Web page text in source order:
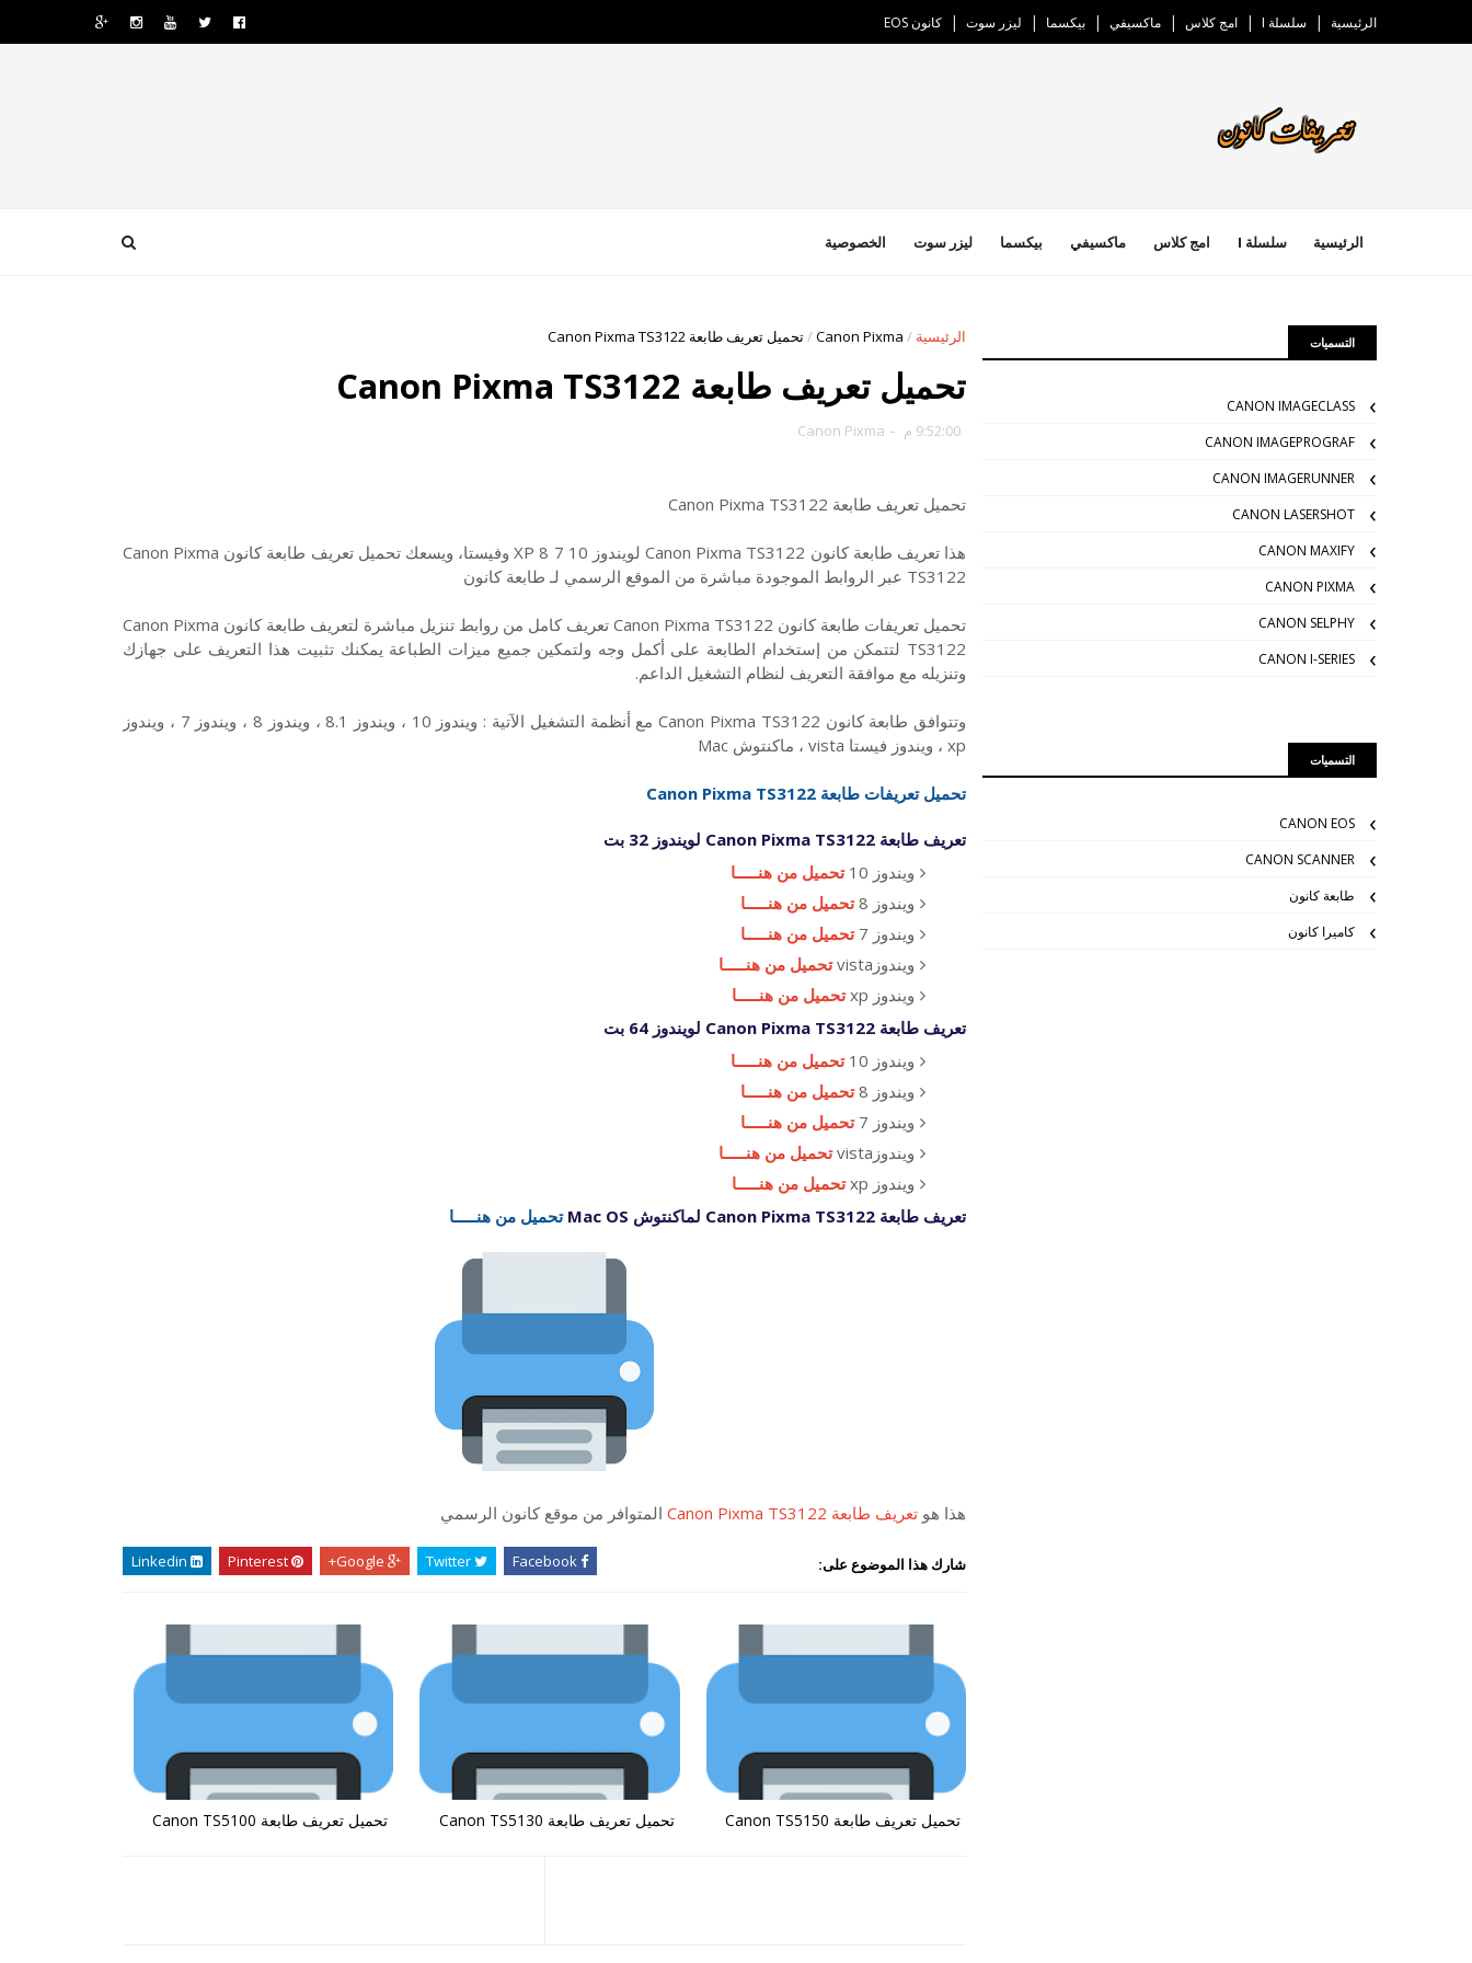
الرئيسية سلسلة I امج كلاس ماكسيفي بيكسما ليزر سوت كانون EOS
الرئيسية سلسلة I امج كلاس ماكسيفي بيكسما ليزر سوت الخصوصية
الرئيسية /
Canon Pixma
/تحميل تعريف طابعة Canon Pixma TS3122
تحميل تعريف طابعة Canon Pixma TS3122
9:52:00 م -
Canon Pixma
تحميل تعريف طابعة Canon Pixma TS3122
هذا تعريف طابعة كانون Canon Pixma TS3122 لويندوز 10 7 8 XP وفيستا، ويسعك تحميل تعريف طابعة كانون Canon Pixma
TS3122 عبر الروابط الموجودة مباشرة من الموقع الرسمي لـ طابعة كانون
تحميل تعريفات طابعة كانون Canon Pixma TS3122 تعريف كامل من روابط تنزيل مباشرة لتعريف طابعة كانون Canon Pixma
TS3122 لتتمكن من إستخدام الطابعة على أكمل وجه ولتمكين جميع ميزات الطباعة يمكنك تثبيت هذا التعريف على جهازك
وتنزيله مع موافقة التعريف لنظام التشغيل الداعم.
وتتوافق طابعة كانون Canon Pixma TS3122 مع أنظمة التشغيل الآتية : ويندوز 10 ، ويندوز 8.1 ، ويندوز 8 ، ويندوز 7 ، ويندوز
xp ، ويندوز فيستا vista ، ماكنتوش Mac
تحميل تعريفات طابعة Canon Pixma TS3122
تعريف طابعة Canon Pixma TS3122 لويندوز 32 بت
ويندوز 10
تحميل من هنـــــا
ويندوز 8
تحميل من هنـــــا
ويندوز 7
تحميل من هنـــــا
ويندوزvista
تحميل من هنـــــا
ويندوز xp
تحميل من هنـــــا
تعريف طابعة Canon Pixma TS3122 لويندوز 64 بت
ويندوز 10
تحميل من هنـــــا
ويندوز 8
تحميل من هنـــــا
ويندوز 7
تحميل من هنـــــا
ويندوزvista
تحميل من هنـــــا
ويندوز xp
تحميل من هنـــــا
تعريف طابعة Canon Pixma TS3122 لماكنتوش Mac OS
تحميل من هنـــــا
هذا هو تعريف طابعة Canon Pixma TS3122 المتوافر من موقع كانون الرسمي
شارك هذا الموضوع على:
تحميل تعريف طابعة Canon TS5150 تحميل تعريف طابعة Canon TS5130 تحميل تعريف طابعة Canon TS5100
التسميات
CANON IMAGECLASS
CANON IMAGEPROGRAF
CANON IMAGERUNNER
CANON LASERSHOT
CANON MAXIFY
CANON PIXMA
CANON SELPHY
CANON I-SERIES
التسميات
CANON EOS
CANON SCANNER
طابعة كانون
كاميرا كانون